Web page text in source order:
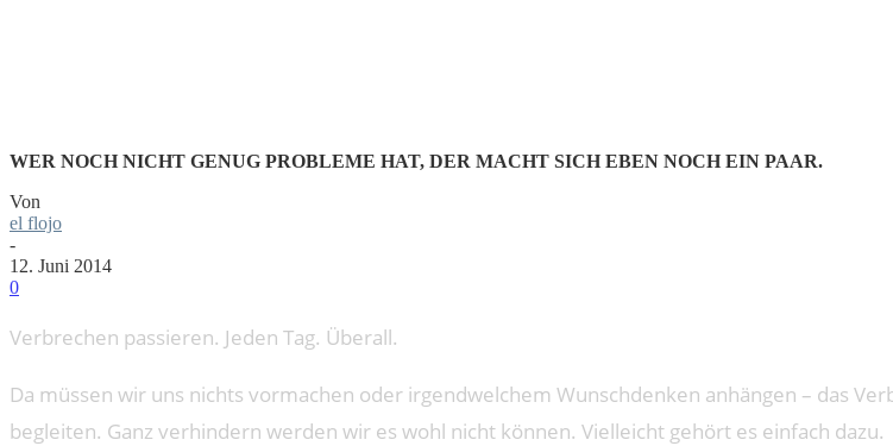
WER NOCH NICHT GENUG PROBLEME HAT, DER MACHT SICH EBEN NOCH EIN PAAR.
Von
el flojo
-
12. Juni 2014
0
Verbrechen passieren. Jeden Tag. Überall.
Da müssen wir uns nichts vormachen oder irgendwelchem Wunschdenken anhängen – das
begleiten. Ganz verhindern werden wir es wohl nicht können. Vielleicht gehört es einfach dazu.